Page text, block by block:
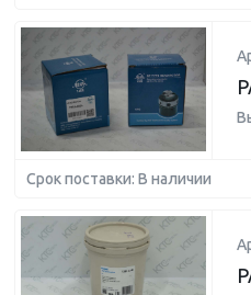
Срок поставки: В наличии